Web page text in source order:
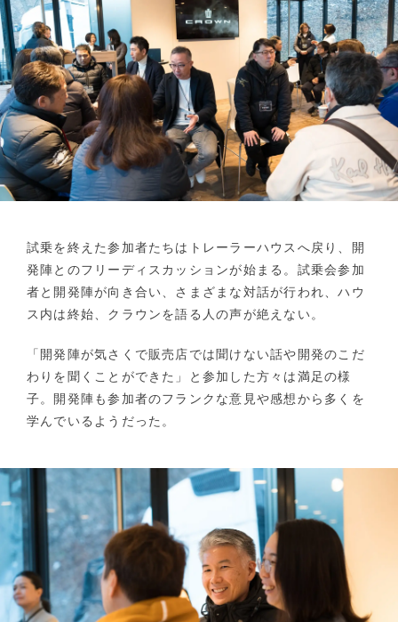
試乗を終えた参加者たちはトレーラーハウスへ戻り、開
発陣とのフリーディスカッションが始まる。試乗会参加
者と開発陣が向き合い、さまざまな対話が行われ、ハウ
ス内は終始、クラウンを語る人の声が絶えない。
「開発陣が気さくで販売店では聞けない話や開発のこだ
わりを聞くことができた」と参加した方々は満足の様
子。開発陣も参加者のフランクな意見や感想から多くを
学んでいるようだった。